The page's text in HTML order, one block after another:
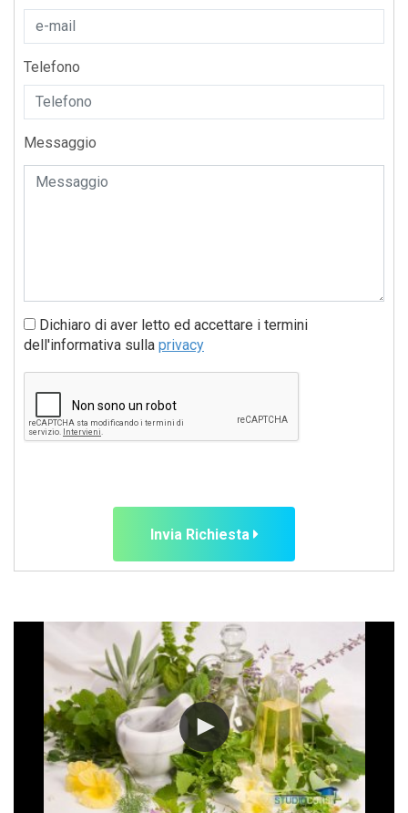
Telefono
Messaggio
Dichiaro di aver letto ed accettare i termini
dell'informativa sulla privacy
Invia Richiesta